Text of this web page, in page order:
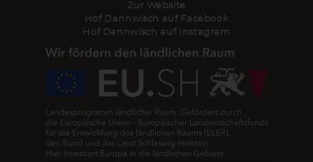
Zur Website
Hof Dannwisch auf Facebook
Hof Dannwisch auf Instagram